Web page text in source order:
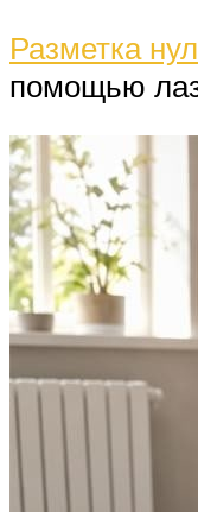
Разметка
помощью